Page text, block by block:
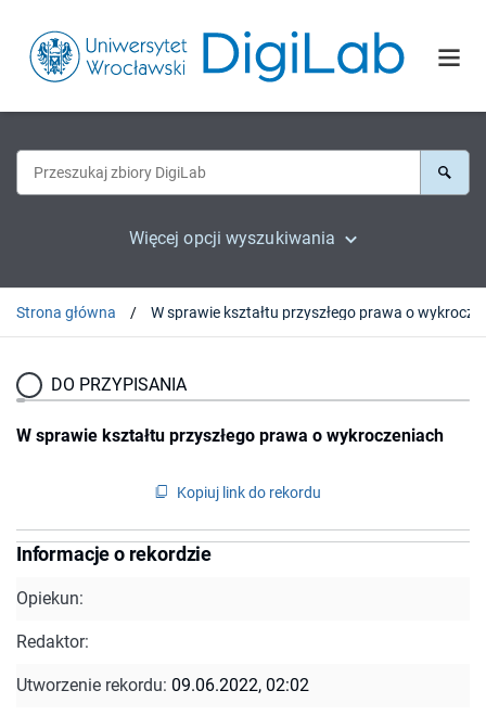
Więcej opcji wyszukiwania
Strona główna
DO PRZYPISANIA
W sprawie kształtu przyszłego prawa o wykroczeniach
Kopiuj link do rekordu
Informacje o rekordzie
Opiekun:
Redaktor:
Utworzenie rekordu: 09.06.2022, 02:02